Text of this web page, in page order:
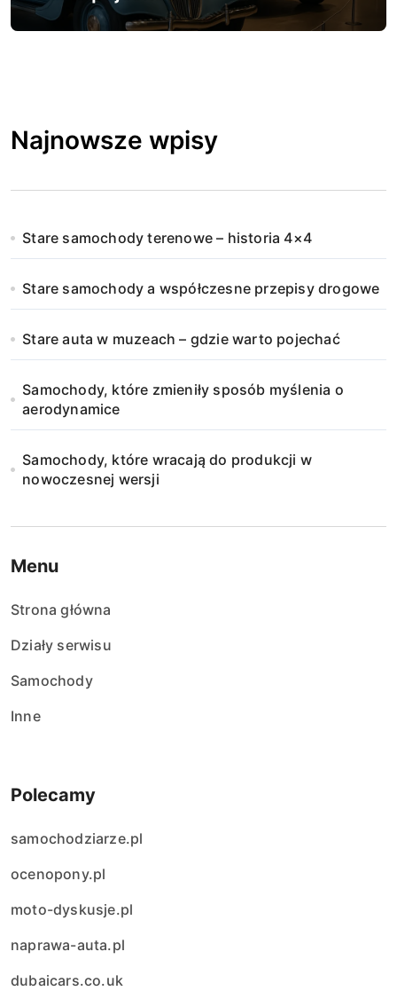
Najnowsze wpisy
Stare samochody terenowe – historia 4×4
Stare samochody a współczesne przepisy drogowe
Stare auta w muzeach – gdzie warto pojechać
Samochody, które zmieniły sposób myślenia o
aerodynamice
Samochody, które wracają do produkcji w
nowoczesnej wersji
Menu
Strona główna
Działy serwisu
Samochody
Inne
Polecamy
samochodziarze.pl
ocenopony.pl
moto-dyskusje.pl
naprawa-auta.pl
dubaicars.co.uk